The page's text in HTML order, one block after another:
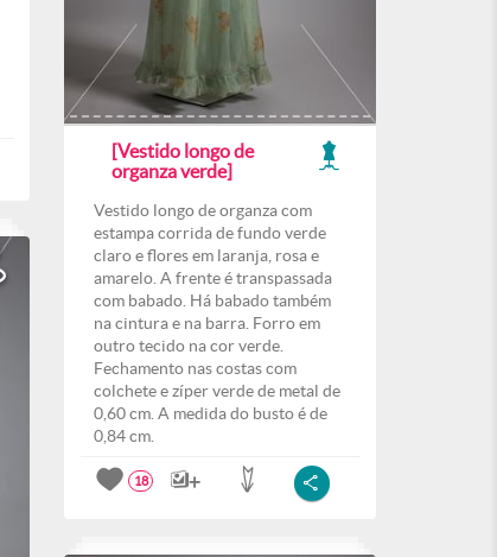
[Vestido longo de
organza verde]
Vestido longo de organza com
estampa corrida de fundo verde
claro e flores em laranja, rosa e
amarelo. A frente é transpassada
com babado. Há babado também
na cintura e na barra. Forro em
outro tecido na cor verde.
Fechamento nas costas com
colchete e zíper verde de metal de
0,60 cm. A medida do busto é de
0,84 cm.
18